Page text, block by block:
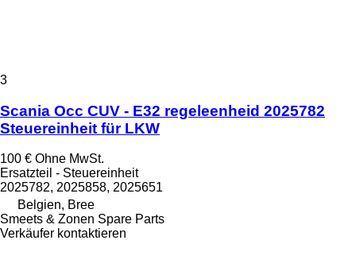
3
Scania Occ CUV - E32 regeleenheid 2025782
Steuereinheit für LKW
100 € Ohne MwSt.
Ersatzteil - Steuereinheit
2025782, 2025858, 2025651
Belgien, Bree
Smeets & Zonen Spare Parts
Verkäufer kontaktieren